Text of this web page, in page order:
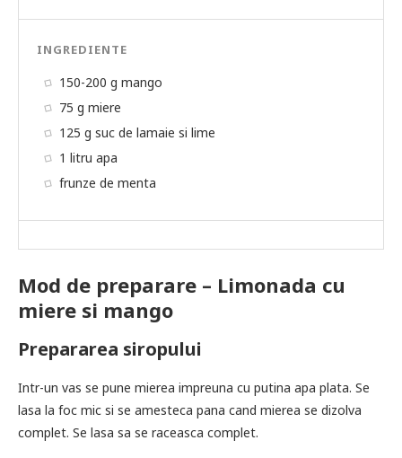
INGREDIENTE
150-200 g mango
75 g miere
125 g suc de lamaie si lime
1 litru apa
frunze de menta
Mod de preparare – Limonada cu
miere si mango
Prepararea siropului
Intr-un vas se pune mierea impreuna cu putina apa plata. Se
lasa la foc mic si se amesteca pana cand mierea se dizolva
complet. Se lasa sa se raceasca complet.